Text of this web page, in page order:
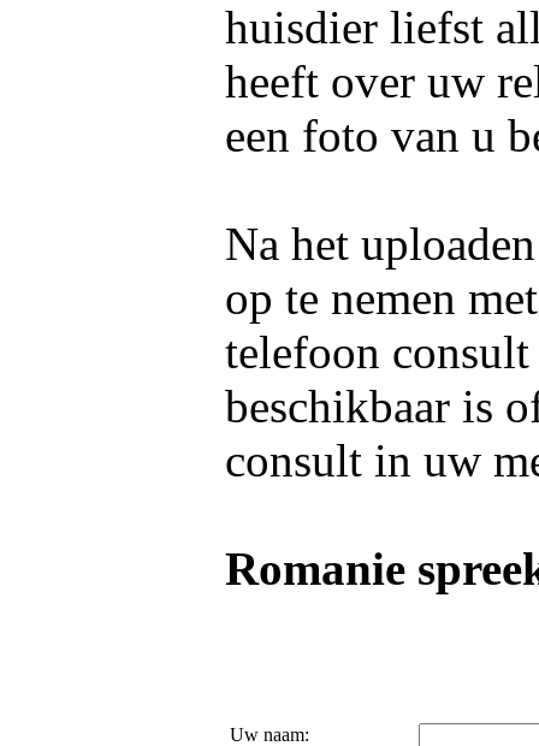
huisdier liefst
heeft over uw
een foto van u
Na het
op te nemen
telefoon
beschikbaar is
consult in uw
Romanie
Uw naam: